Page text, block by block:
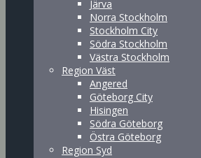
Järva
Norra Stockholm
Stockholm City
Södra Stockholm
Västra Stockholm
Region Väst
Angered
Göteborg City
Hisingen
Södra Göteborg
Östra Göteborg
Region Syd